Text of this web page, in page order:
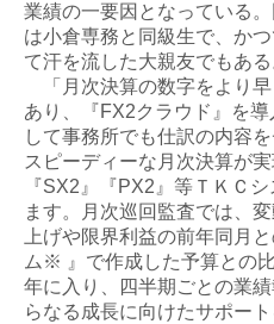
業績の一要因となっている
は小倉専務と同級生で、か
て汗を流した大親友でもある
「月次決算の数字をより
あり、『FX2クラウド』を
して事務所でも仕訳の内容
スピーディーな月次決算が
『SX2』『PX2』等ＴＫＣ
ます。月次巡回監査では、
上げや限界利益の前年同月
ム※ 』で作成した予算との
年に入り、四半期ごとの業
らなる成長に向けたサポー